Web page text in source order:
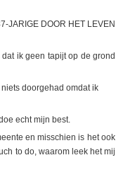
JARIGE DOOR HET LEVEN
ik geen tapijt op de grond
doorgehad omdat ik
echt mijn best.
en misschien is het ook
to do, waarom leek het mij